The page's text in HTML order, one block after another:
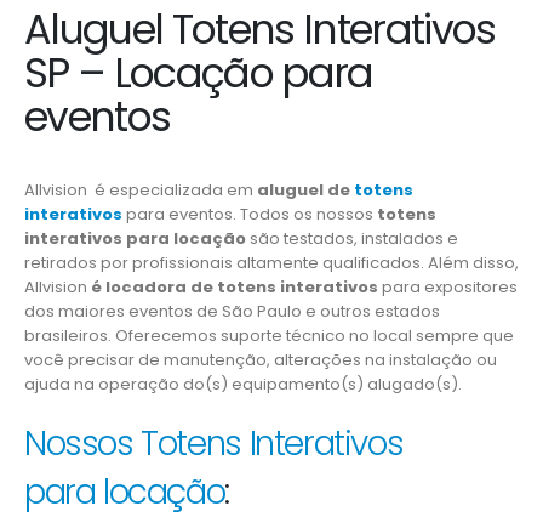
Aluguel Totens Interativos
SP – Locação para
eventos
Allvision é especializada em aluguel de totens
interativos para eventos. Todos os nossos totens
interativos para locação são testados, instalados e
retirados por profissionais altamente qualificados. Além disso,
Allvision é locadora de totens interativos para expositores
dos maiores eventos de São Paulo e outros estados
brasileiros. Oferecemos suporte técnico no local sempre que
você precisar de manutenção, alterações na instalação ou
ajuda na operação do(s) equipamento(s) alugado(s).
Nossos Totens Interativos
para locação: